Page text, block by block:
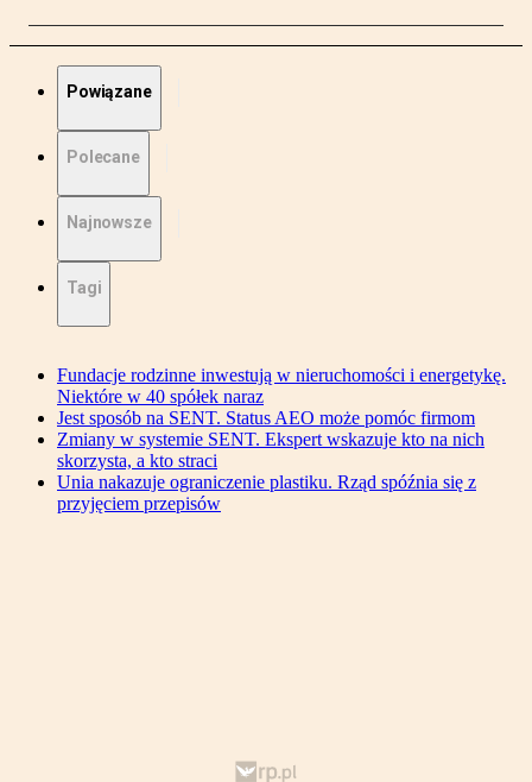
Powiązane
Polecane
Najnowsze
Tagi
Fundacje rodzinne inwestują w nieruchomości i energetykę.
Niektóre w 40 spółek naraz
Jest sposób na SENT. Status AEO może pomóc firmom
Zmiany w systemie SENT. Ekspert wskazuje kto na nich
skorzysta, a kto straci
Unia nakazuje ograniczenie plastiku. Rząd spóźnia się z
przyjęciem przepisów